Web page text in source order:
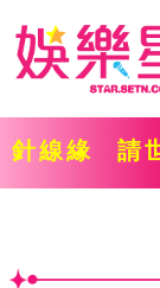
針線緣 請